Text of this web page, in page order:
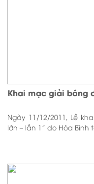
Khai mạc giải bóng
Ngày 11/12/2011, Lễ
lớn – lần 1” do Hòa Bình